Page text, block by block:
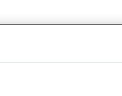
degli esami di
Ponte di Legno/